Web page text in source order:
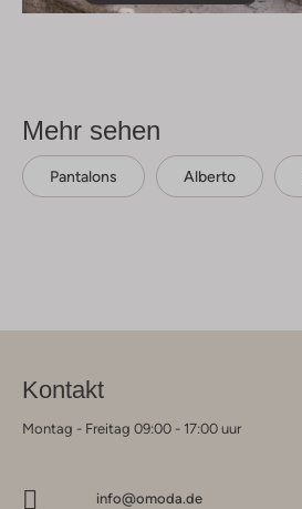
Mehr sehen
Pantalons Alberto
Kontakt
Montag - Freitag 09:00 - 17:00 uur
info@omoda.de